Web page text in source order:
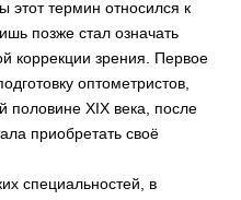
этот термин относился к
позже стал означать
коррекции зрения. Первое
оптометристов,
XIX века, после
приобретать своё
специальностей, в